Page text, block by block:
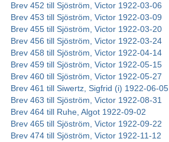
Brev 452 till Sjöström, Victor 1922-03-06
Brev 453 till Sjöström, Victor 1922-03-09
Brev 455 till Sjöström, Victor 1922-03-20
Brev 456 till Sjöström, Victor 1922-03-24
Brev 458 till Sjöström, Victor 1922-04-14
Brev 459 till Sjöström, Victor 1922-05-15
Brev 460 till Sjöström, Victor 1922-05-27
Brev 461 till Siwertz, Sigfrid (i) 1922-06-05
Brev 463 till Sjöström, Victor 1922-08-31
Brev 464 till Ruhe, Algot 1922-09-02
Brev 465 till Sjöström, Victor 1922-09-22
Brev 474 till Sjöström, Victor 1922-11-12